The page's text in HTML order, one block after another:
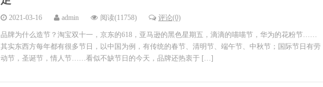
2021-03-16 admin 阅读(11758) 评论(0)
品牌为什么造节？淘宝双十一，京东的618，亚马逊的黑色星期五，滴滴的喵喵节，华为的花粉节……
其实东西方每年都有很多节日，以中国为例，有传统的春节、清明节、端午节、中秋节；国际节日有劳
动节，圣诞节，情人节……看似不缺节日的今天，品牌还热衷于 […]